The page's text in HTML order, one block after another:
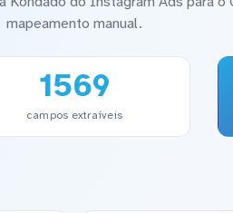
mapeamento manual.
1569
campos extraíveis